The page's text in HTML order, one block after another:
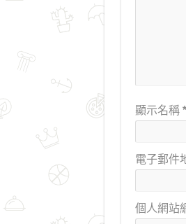
顯示名稱 *
電子郵件
個人網站